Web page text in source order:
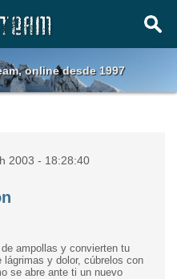
online desde 1997
2003 - 18:28:40
ampollas y convierten tu
y dolor, cúbrelos con
se abre ante ti un nuevo